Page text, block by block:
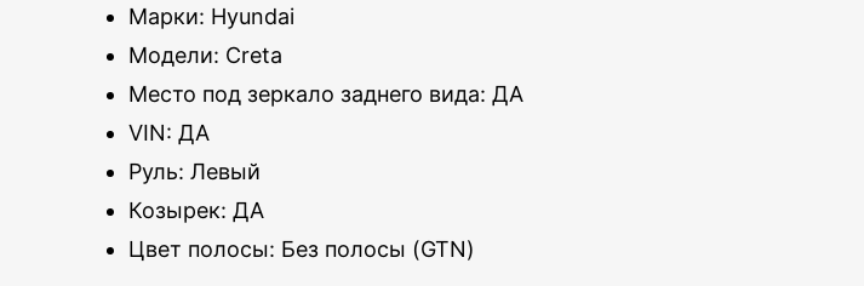
Марки: Hyundai
Модели: Creta
Место под зеркало заднего вида: ДА
VIN: ДА
Руль: Левый
Козырек: ДА
Цвет полосы: Без полосы (GTN)